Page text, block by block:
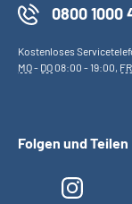
0800 1000
Kostenloses
MO- DO08:00 - 19:00, FR
Folgen und Teilen